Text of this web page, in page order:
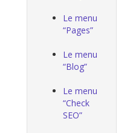
Le menu
“Pages”
Le menu
“Blog”
Le menu
“Check
SEO”